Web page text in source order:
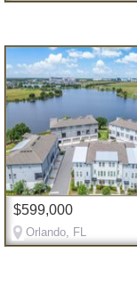
$599,000
Orlando, FL